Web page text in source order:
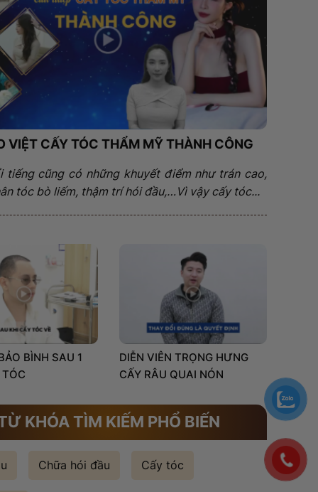
VIỆT CẤY TÓC THẨM MỸ THÀNH CÔNG
tiếng cũng có những khuyết điểm như trán cao,
tóc bò liếm, thậm trí hói đầu,…Vì vậy cấy tóc...
BÌNH SAU 1
DIỄN VIÊN TRỌNG HƯNG
CẤY RÂU QUAI NÓN
KHÓA TÌM KIẾM PHỔ BIẾN
Chữa hói đầu Cấy tóc